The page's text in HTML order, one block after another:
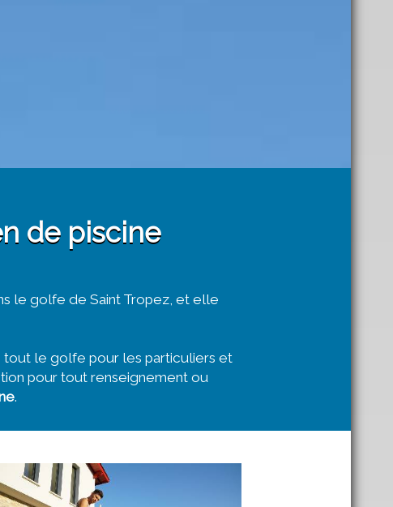
de piscine
le golfe de Saint Tropez, et elle
tout le golfe pour les particuliers et
pour tout renseignement ou
.